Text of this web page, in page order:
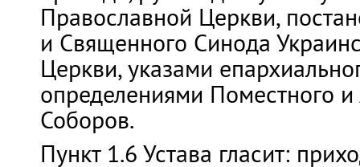
Православной Церкви,
и Священного Синода
Церкви, указами
определениями Поместного и
Соборов.
Пункт 1.6 Устава гласит: